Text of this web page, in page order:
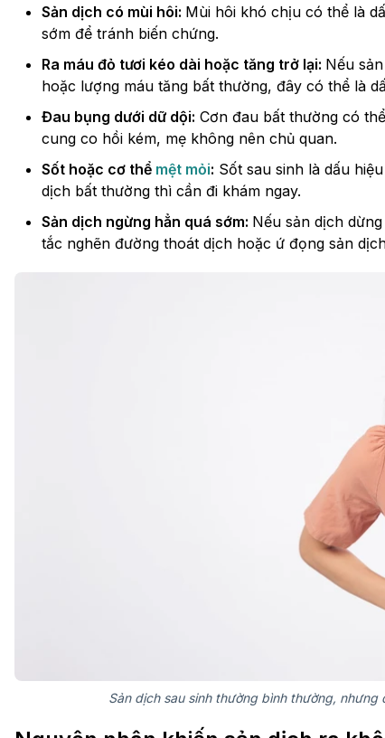
Sản dịch có mùi hôi: Mùi hôi khó chịu có thể là
sớm để tránh biến chứng.
Ra máu đỏ tươi kéo dài hoặc tăng trở lại: Nếu
hoặc lượng máu tăng bất thường, đây có thể là
Đau bụng dưới dữ dội: Cơn đau bất thường có
cung co hồi kém, mẹ không nên chủ quan.
Sốt hoặc cơ thể mệt mỏi: Sốt sau sinh là dấu
dịch bất thường thì cần đi khám ngay.
Sản dịch ngừng hẳn quá sớm: Nếu sản dịch
tắc nghẽn đường thoát dịch hoặc ứ đọng sản
Sản dịch sau sinh thường bình thường,